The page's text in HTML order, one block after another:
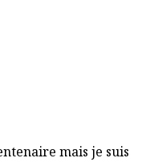
mais je suis